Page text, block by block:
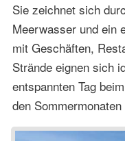
Sie zeichnet sich
Meerwasser und ein
mit Geschäften,
Strände eignen sich
entspannten Tag
den